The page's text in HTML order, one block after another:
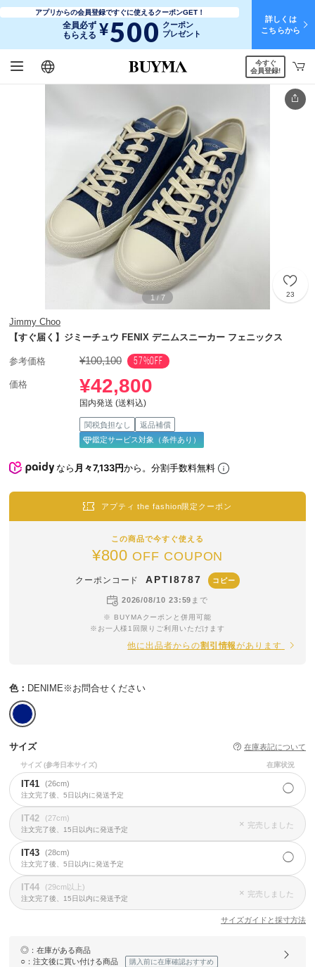
アプリからの会員登録ですぐに使えるクーポンGET！
全員必ず
もらえる ¥500 クーポン
プレゼント
詳しくは
こちらから
日本語
English
简体中文
繁體中文
今すぐ
会員登録!
1 / 7 23
Jimmy Choo
【すぐ届く】ジミーチュウ FENIX デニムスニーカー フェニックス
参考価格 ¥100,100 57%OFF
価格 ¥42,800
国内発送 (送料込)
関税負担なし
返品補償
鑑定サービス対象（条件あり）
なら月々7,133円から。分割手数料無料
アプティ the fashion限定クーポン
この商品で今すぐ使える
¥800 OFF COUPON
クーポンコード APTI8787 コピー
2026/08/10 23:59 まで
※ BUYMAクーポンと併用可能
※お一人様1回限りご利用いただけます
他に出品者からの割引情報があります
色： DENIME※お問合せください
サイズ 在庫表記について
サイズ (参考日本サイズ) 在庫状況
IT41 (26cm)
注文完了後、5日以内に発送予定 ◯
IT42 (27cm)
注文完了後、15日以内に発送予定
× 完売しました
IT43 (28cm)
注文完了後、5日以内に発送予定 ◯
IT44 (29cm以上)
注文完了後、15日以内に発送予定
× 完売しました
サイズガイドと採寸方法
◎ ：在庫がある商品
○ ：注文後に買い付ける商品 購入前に在庫確認おすすめ